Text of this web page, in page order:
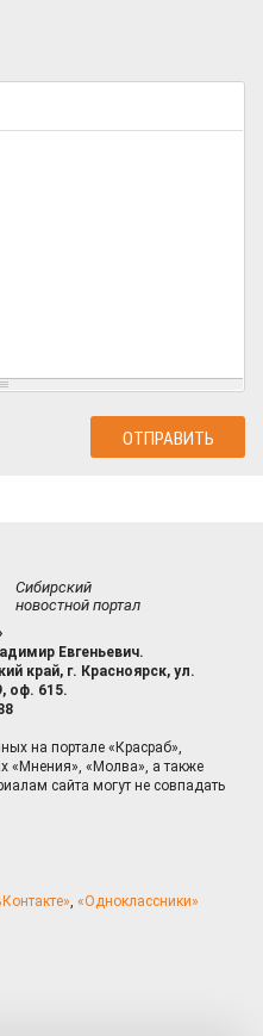
Сибирский
новостной портал
Евгеньевич.
край, г. Красноярск, ул.
оф. 615.
на портале «Красраб»,
«Мнения», «Молва», а также
сайта могут не совпадать
, «Одноклассники»